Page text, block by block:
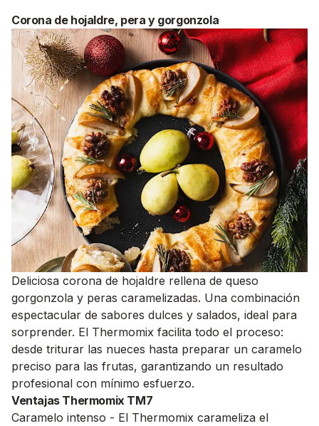
Corona de hojaldre, pera y gorgonzola
Deliciosa corona de hojaldre rellena de queso
gorgonzola y peras caramelizadas. Una combinación
espectacular de sabores dulces y salados, ideal para
sorprender. El Thermomix facilita todo el proceso:
desde triturar las nueces hasta preparar un caramelo
preciso para las frutas, garantizando un resultado
profesional con mínimo esfuerzo.
Ventajas Thermomix TM7
Caramelo intenso - El Thermomix carameliza el